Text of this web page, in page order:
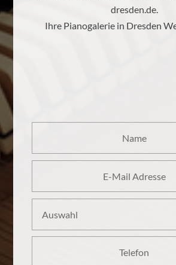
dresden.de.
Ihre Pianogalerie in Dresden